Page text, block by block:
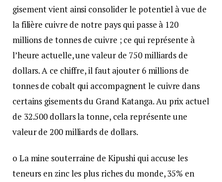
gisement vient ainsi consolider le potentiel à vue de
la filière cuivre de notre pays qui passe à 120
millions de tonnes de cuivre ; ce qui représente à
l’heure actuelle, une valeur de 750 milliards de
dollars. A ce chiffre, il faut ajouter 6 millions de
tonnes de cobalt qui accompagnent le cuivre dans
certains gisements du Grand Katanga. Au prix actuel
de 32.500 dollars la tonne, cela représente une
valeur de 200 milliards de dollars.
o La mine souterraine de Kipushi qui accuse les
teneurs en zinc les plus riches du monde, 35% en